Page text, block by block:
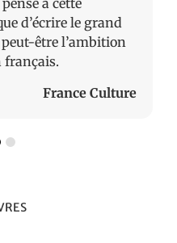
à cette
d’écrire le grand
être l’ambition
français.
France Culture